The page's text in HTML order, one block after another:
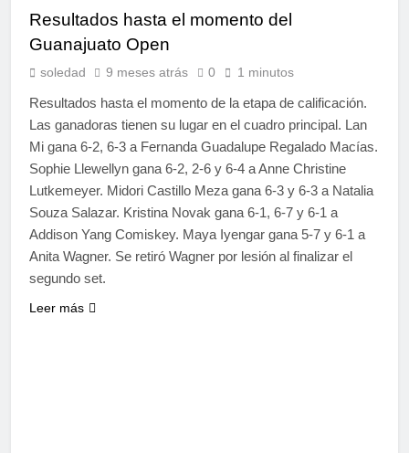
Resultados hasta el momento del
Guanajuato Open
soledad 9 meses atrás 0 1 minutos
Resultados hasta el momento de la etapa de calificación.
Las ganadoras tienen su lugar en el cuadro principal. Lan
Mi gana 6-2, 6-3 a Fernanda Guadalupe Regalado Macías.
Sophie Llewellyn gana 6-2, 2-6 y 6-4 a Anne Christine
Lutkemeyer. Midori Castillo Meza gana 6-3 y 6-3 a Natalia
Souza Salazar. Kristina Novak gana 6-1, 6-7 y 6-1 a
Addison Yang Comiskey. Maya Iyengar gana 5-7 y 6-1 a
Anita Wagner. Se retiró Wagner por lesión al finalizar el
segundo set.
Leer más